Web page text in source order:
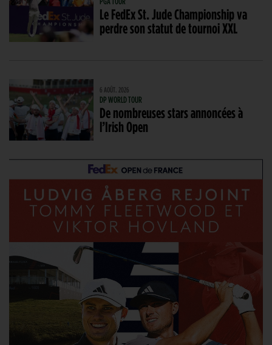
Le FedEx St. Jude Championship va
perdre son statut de tournoi XXL
6 AOÛT. 2026
DP WORLD TOUR
De nombreuses stars annoncées à
l’Irish Open